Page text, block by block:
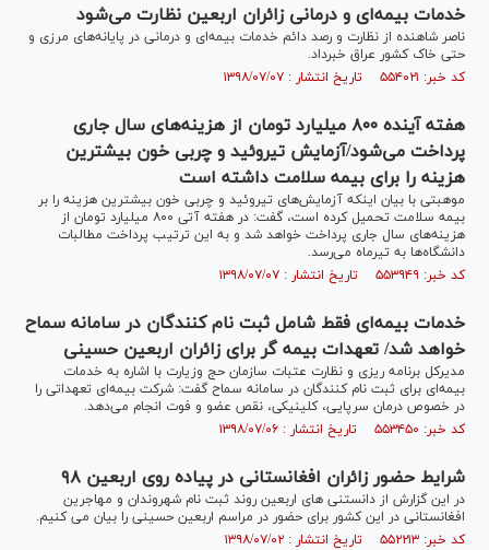
خدمات بیمه‌ای و درمانی زائران اربعین نظارت می‌شود
ناصر شاهنده از نظارت و رصد دائم خدمات بیمه‌ای و درمانی در پایانه‌های مرزی و
حتی خاک کشور عراق خبرداد.
کد خبر: ۵۵۴۰۲۱ تاریخ انتشار : ۱۳۹۸/۰۷/۰۷
هفته آینده ۸۰۰ میلیارد تومان از هزینه‌های سال جاری
پرداخت می‌شود/آزمایش تیروئید و چربی خون بیشترین
هزینه را برای بیمه سلامت داشته است
موهبتی با بیان اینکه آزمایش‌های تیروئید و چربی خون بیشترین هزینه را بر
بیمه سلامت تحمیل کرده است، گفت: در هفته آتی ۸۰۰ میلیارد تومان از
هزینه‌های سال جاری پرداخت خواهد شد و به این ترتیب پرداخت مطالبات
دانشگاه‌ها به تیرماه می‌رسد.
کد خبر: ۵۵۳۹۴۹ تاریخ انتشار : ۱۳۹۸/۰۷/۰۷
خدمات بیمه‌ای فقط شامل ثبت نام کنندگان در سامانه سماح
خواهد شد/ تعهدات بیمه گر برای زائران اربعین حسینی
مدیرکل برنامه ریزی و نظارت عتبات سازمان حج وزیارت با اشاره به خدمات
بیمه‌ای برای ثبت نام کنندگان در سامانه سماح گفت: شرکت بیمه‌ای تعهداتی را
در خصوص درمان سرپایی، کلینیکی، نقص عضو و فوت انجام می‌دهد.
کد خبر: ۵۵۳۴۵۰ تاریخ انتشار : ۱۳۹۸/۰۷/۰۶
شرایط حضور زائران افغانستانی در پیاده روی اربعین ۹۸
در این گزارش از دانستنی های اربعین روند ثبت نام شهروندان و مهاجرین
افغانستانی در این کشور برای حضور در مراسم اربعین حسینی را بیان می کنیم.
کد خبر: ۵۵۲۲۱۳ تاریخ انتشار : ۱۳۹۸/۰۷/۰۲